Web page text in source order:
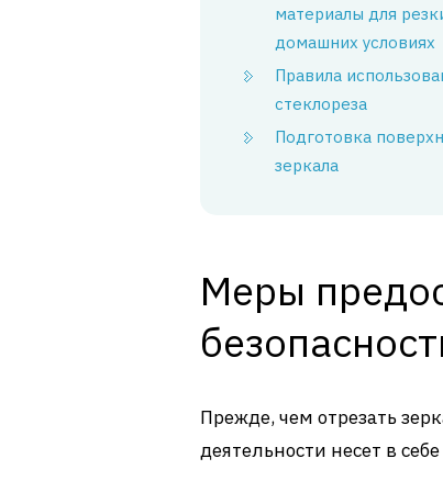
материалы для
домашних условиях
Правила
стеклореза
Подготовка
зеркала
Меры
Прежде, чем отрезать
деятельности несет в